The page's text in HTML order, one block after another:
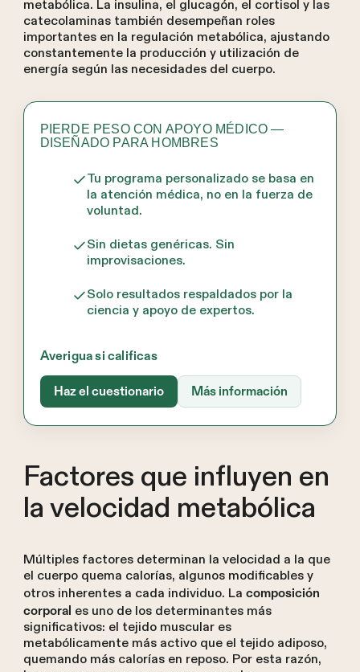
metabólica. La insulina, el glucagón, el cortisol y las
catecolaminas también desempeñan roles
importantes en la regulación metabólica, ajustando
constantemente la producción y utilización de
energía según las necesidades del cuerpo.
PIERDE PESO CON APOYO MÉDICO —
DISEÑADO PARA HOMBRES
Tu programa personalizado se basa en
la atención médica, no en la fuerza de
voluntad.
Sin dietas genéricas. Sin
improvisaciones.
Solo resultados respaldados por la
ciencia y apoyo de expertos.
Averigua si calificas
Haz el cuestionario Más información
Factores que influyen en
la velocidad metabólica
Múltiples factores determinan la velocidad a la que
el cuerpo quema calorías, algunos modificables y
otros inherentes a cada individuo. La composición
corporal es uno de los determinantes más
significativos: el tejido muscular es
metabólicamente más activo que el tejido adiposo,
quemando más calorías en reposo. Por esta razón,